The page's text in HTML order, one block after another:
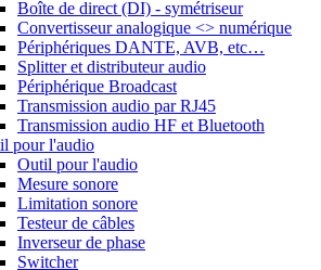
Boîte de direct (DI) - symétriseur
Convertisseur analogique <> numérique
Périphériques DANTE, AVB, etc…
Splitter et distributeur audio
Périphérique Broadcast
Transmission audio par RJ45
Transmission audio HF et Bluetooth
pour l'audio
Outil pour l'audio
Mesure sonore
Limitation sonore
Testeur de câbles
Inverseur de phase
Switcher